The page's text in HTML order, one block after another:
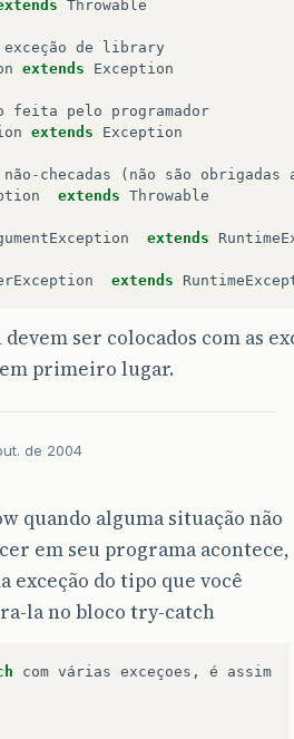
Throwable
exceção de
library
extends Exception
feita pelo
programador
extends Exception
não - checadas ( não são obrigadas
extends Throwable
extends
extends
devem ser colocados com as
primeiro lugar.
de 2004
quando alguma situação não
em seu programa acontece,
exceção do tipo que você
la no bloco try-catch
com várias exceçoes , é assim